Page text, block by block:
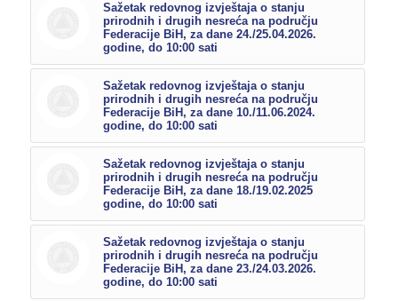
Sažetak redovnog izvještaja o stanju
prirodnih i drugih nesreća na području
Federacije BiH, za dane 24./25.04.2026.
godine, do 10:00 sati
Sažetak redovnog izvještaja o stanju
prirodnih i drugih nesreća na području
Federacije BiH, za dane 10./11.06.2024.
godine, do 10:00 sati
Sažetak redovnog izvještaja o stanju
prirodnih i drugih nesreća na području
Federacije BiH, za dane 18./19.02.2025
godine, do 10:00 sati
Sažetak redovnog izvještaja o stanju
prirodnih i drugih nesreća na području
Federacije BiH, za dane 23./24.03.2026.
godine, do 10:00 sati